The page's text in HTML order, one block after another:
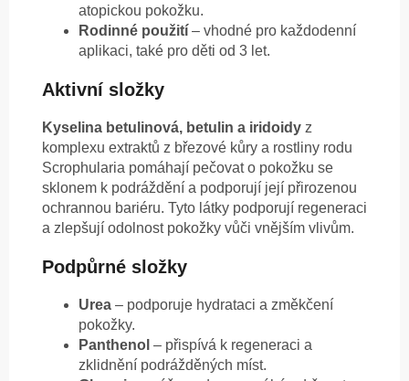
atopickou pokožku.
Rodinné použití – vhodné pro každodenní
aplikaci, také pro děti od 3 let.
Aktivní složky
Kyselina betulinová, betulin a iridoidy z
komplexu extraktů z březové kůry a rostliny rodu
Scrophularia pomáhají pečovat o pokožku se
sklonem k podráždění a podporují její přirozenou
ochrannou bariéru. Tyto látky podporují regeneraci
a zlepšují odolnost pokožky vůči vnějším vlivům.
Podpůrné složky
Urea – podporuje hydrataci a změkčení
pokožky.
Panthenol – přispívá k regeneraci a
zklidnění podrážděných míst.